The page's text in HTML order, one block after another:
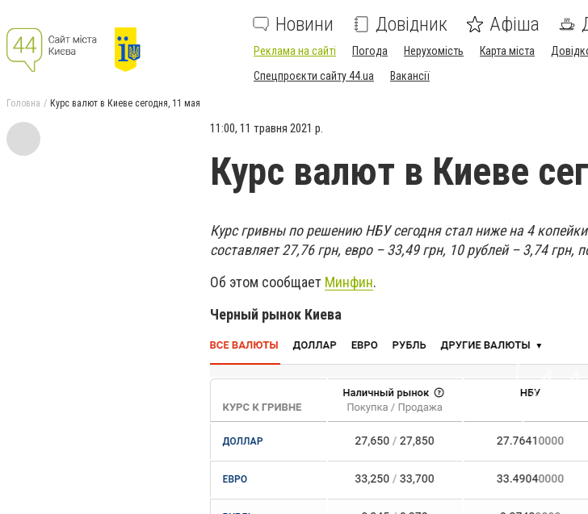
Новини Довідник Афіша
Реклама на сайті Погода Нерухомість Карта міста
Спецпроєкти сайту 44.ua
Вакансії
Головна Курс валют в Киеве сегодня, 11 мая
11:00, 11 травня 2021 р.
Курс валют в Киеве
Курс гривны по решению НБУ сегодня стал ниже на 4
составляет 27,76 грн, евро – 33,49 грн, 10 рублей – 3,74 грн,
Об этом сообщает Минфин.
Черный рынок Киева